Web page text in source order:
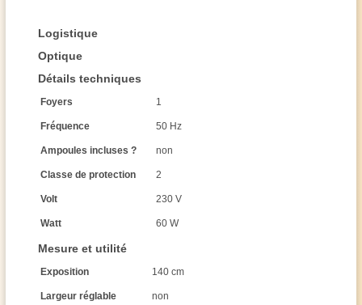
Logistique
Optique
Détails techniques
Foyers 1
Fréquence 50 Hz
Ampoules incluses ? non
Classe de protection 2
Volt 230 V
Watt 60 W
Mesure et utilité
Exposition 140 cm
Largeur réglable non